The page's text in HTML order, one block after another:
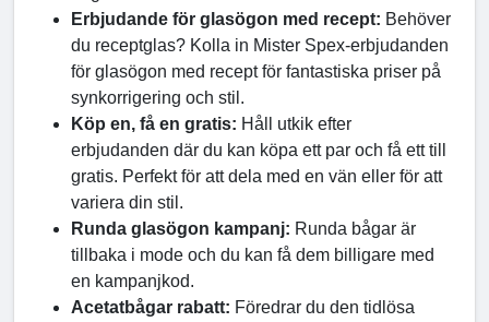
Erbjudande för glasögon med recept: Behöver
du receptglas? Kolla in Mister Spex-erbjudanden
för glasögon med recept för fantastiska priser på
synkorrigering och stil.
Köp en, få en gratis: Håll utkik efter
erbjudanden där du kan köpa ett par och få ett till
gratis. Perfekt för att dela med en vän eller för att
variera din stil.
Runda glasögon kampanj: Runda bågar är
tillbaka i mode och du kan få dem billigare med
en kampanjkod.
Acetatbågar rabatt: Föredrar du den tidlösa